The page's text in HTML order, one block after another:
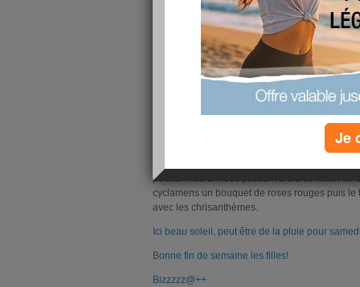
pourtant les années passent alors ce matin au
cyclamens un bouquet de roses rouges puis
avec les chrisanthèmes.
Ici beau soleil, peut être de la pluie pour
Bonne fin de semaine les filles!
Bizzzzz@++
Je